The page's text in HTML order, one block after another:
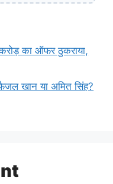
का ऑफर ठुकराया,
खान या अमित सिंह?